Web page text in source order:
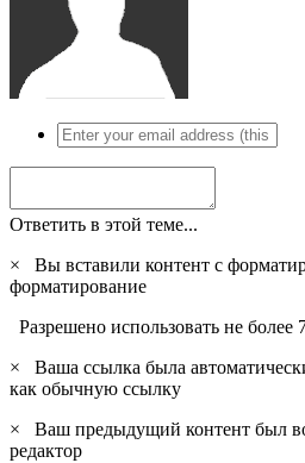
Ответить в этой теме...
×
Вы вставили контент с
форматирование
Разрешено использовать не более
×
Ваша ссылка была
как обычную ссылку
×
Ваш предыдущий контент был
редактор